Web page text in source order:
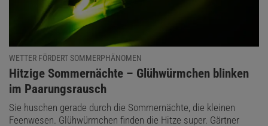
WETTER FÖRDERT SOMMERPHÄNOMEN
:
Hitzige Sommernächte – Glühwürmchen blinken
im Paarungsrausch
Sie huschen gerade durch die Sommernächte, die kleinen
Feenwesen. Glühwürmchen finden die Hitze super. Gärtner